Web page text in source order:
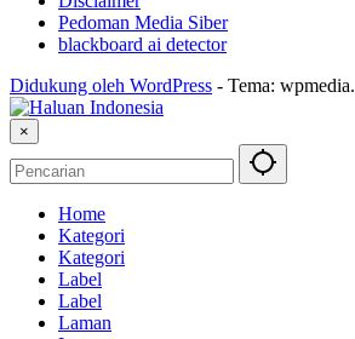
Pedoman Media Siber
blackboard ai detector
Didukung oleh WordPress - Tema: wpmedia.
×
Home
Kategori
Kategori
Label
Label
Laman